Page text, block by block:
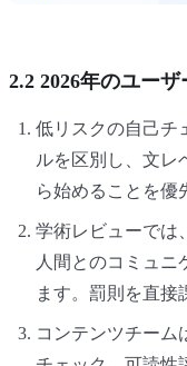
2.2 2026年のユーザ
低リスクの自己チ
ルを区別し、文レ
ら始めることを優
学術レビューでは
人間とのコミュニ
ます。罰則を直接
コンテンツチーム